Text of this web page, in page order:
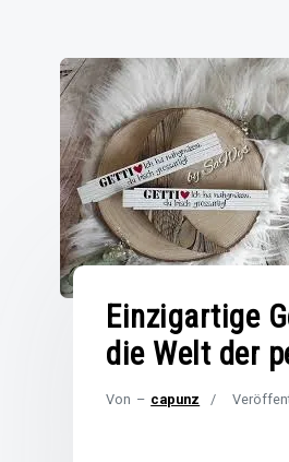
Einzigartige
die Welt der
Von – capunz